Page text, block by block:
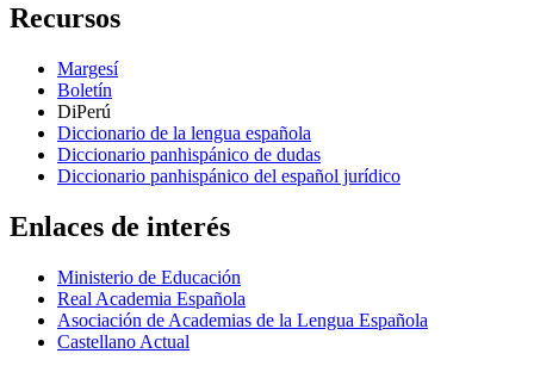
Recursos
Margesí
Boletín
DiPerú
Diccionario de la lengua española
Diccionario panhispánico de dudas
Diccionario panhispánico del español jurídico
Enlaces de interés
Ministerio de Educación
Real Academia Española
Asociación de Academias de la Lengua Española
Castellano Actual